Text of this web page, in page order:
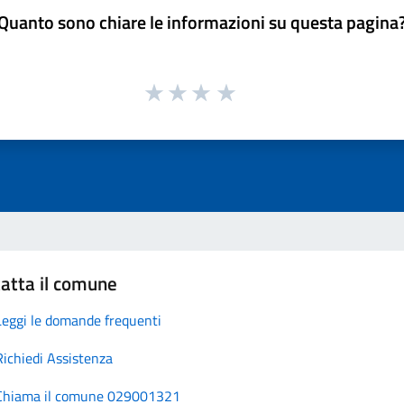
sono chiare le informazioni su questa
il comune
le domande frequenti
Assistenza
il comune 029001321